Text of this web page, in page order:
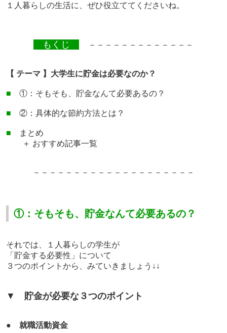
１人暮らしの生活に、ぜひ役立ててくださいね。
もくじ －－－－－－－－－－－－－
【 テーマ 】大学生に貯金は必要なのか？
■ ①：そもそも、貯金なんて必要あるの？
■ ②：具体的な節約方法とは？
■ まとめ
＋ おすすめ記事一覧
－－－－－－－－－－－－－ －－－－－－－
①：そもそも、貯金なんて必要あるの？
それでは、
１人暮らしの学生が
「貯金する必要性」 について
３つのポイントから、みていきましょう↓↓
▼ 貯金が必要な３つのポイント
● 就職活動資金